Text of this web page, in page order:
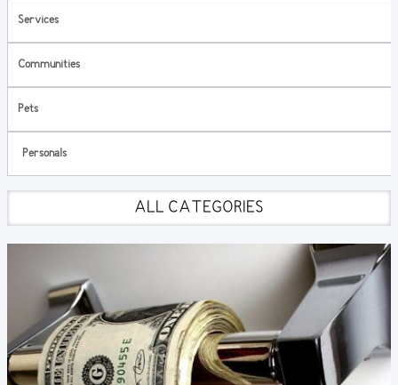
Services
Communities
Pets
Personals
ALL CATEGORIES